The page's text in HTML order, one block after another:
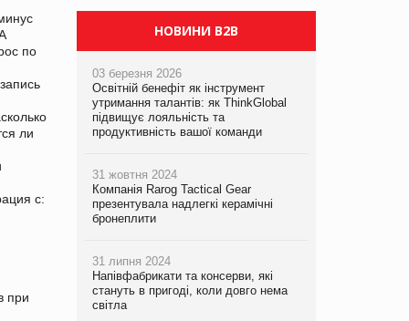
по
ли
с:
при
НОВИНИ B2B
03 березня 2026
Освітній бенефіт як інструмент
утримання талантів: як ThinkGlobal
підвищує лояльність та
продуктивність вашої команди
31 жовтня 2024
Компанія Rarog Tactical Gear
презентувала надлегкі керамічні
бронеплити
31 липня 2024
Напівфабрикати та консерви, які
стануть в пригоді, коли довго нема
світла